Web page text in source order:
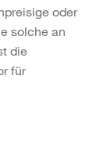
oder
solche an
die
für